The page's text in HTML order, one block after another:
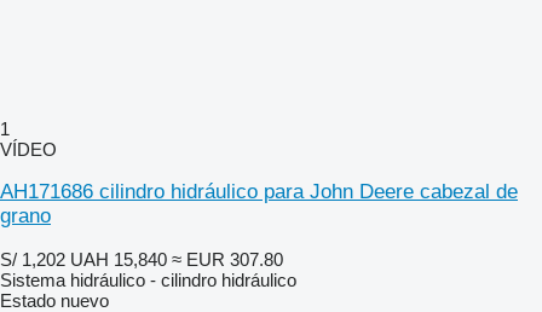
1
VÍDEO
AH171686 cilindro hidráulico para John Deere cabezal de
grano
S/ 1,202 UAH 15,840 ≈ EUR 307.80
Sistema hidráulico - cilindro hidráulico
Estado nuevo